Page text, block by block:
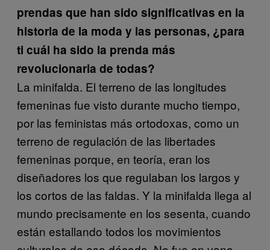
prendas que han sido significativas en la
historia de la moda y las personas, ¿para
ti cuál ha sido la prenda más
revolucionaria de todas?
La minifalda. El terreno de las longitudes
femeninas fue visto durante mucho tiempo,
por las feministas más ortodoxas, como un
terreno de regulación de las libertades
femeninas porque, en teoría, eran los
diseñadores los que regulaban los largos y
los cortos de las faldas. Y la minifalda llega al
mundo precisamente en los sesenta, cuando
están estallando todos los movimientos